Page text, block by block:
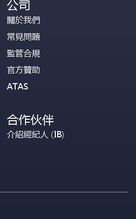
公司
關於我們
常見問題
監管合規
官方贊助
ATAS
合作伙伴
介紹經紀人 (IB)